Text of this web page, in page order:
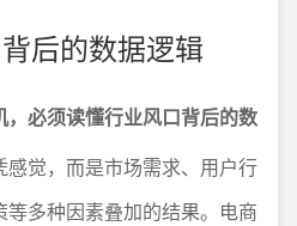
后的数据逻辑
必须读懂行业风口背后的数
感觉，而是市场需求、用户行
多种因素叠加的结果。电商